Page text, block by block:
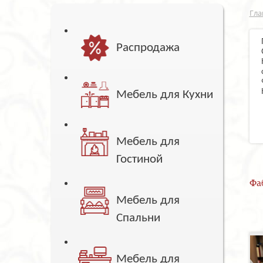
Распродажа
Мебель для Кухни
Мебель для
Гостиной
Мебель для
Спальни
Мебель для